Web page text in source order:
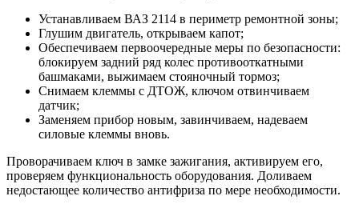
Устанавливаем ВАЗ 2114 в периметр ремонтной зоны;
Глушим двигатель, открываем капот;
Обеспечиваем первоочередные меры по безопасности:
блокируем задний ряд колес противооткатными
башмаками, выжимаем стояночный тормоз;
Снимаем клеммы с ДТОЖ, ключом отвинчиваем
датчик;
Заменяем прибор новым, завинчиваем, надеваем
силовые клеммы вновь.
Проворачиваем ключ в замке зажигания, активируем его,
проверяем функциональность оборудования. Доливаем
недостающее количество антифриза по мере необходимости.